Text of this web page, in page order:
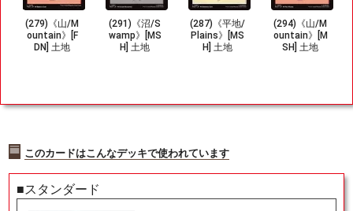
(279)《山/M
ountain》[F
DN] 土地
(291)《沼/S
wamp》[MS
H] 土地
(287)《平地/
Plains》[MS
H] 土地
(294)《山/M
ountain》[M
SH] 土地
このカードはこんなデッキで使われています
■スタンダード